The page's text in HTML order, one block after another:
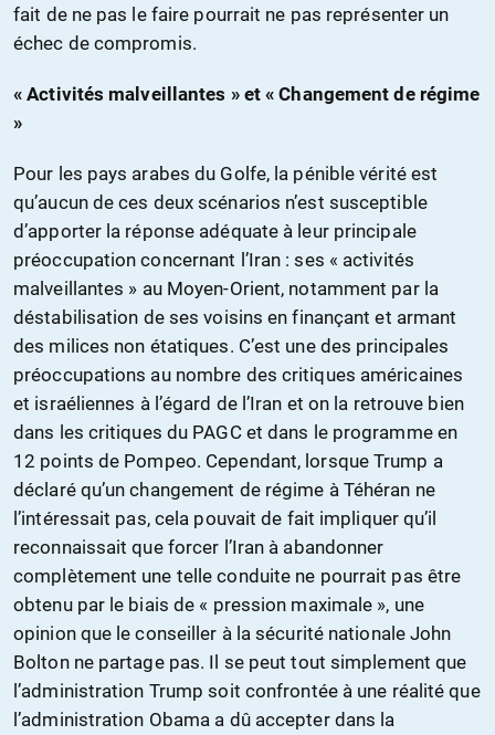
fait de ne pas le faire pourrait ne pas représenter un
échec de compromis.
« Activités malveillantes » et « Changement de régime
»
Pour les pays arabes du Golfe, la pénible vérité est
qu’aucun de ces deux scénarios n’est susceptible
d’apporter la réponse adéquate à leur principale
préoccupation concernant l’Iran : ses « activités
malveillantes » au Moyen-Orient, notamment par la
déstabilisation de ses voisins en finançant et armant
des milices non étatiques. C’est une des principales
préoccupations au nombre des critiques américaines
et israéliennes à l’égard de l’Iran et on la retrouve bien
dans les critiques du PAGC et dans le programme en
12 points de Pompeo. Cependant, lorsque Trump a
déclaré qu’un changement de régime à Téhéran ne
l’intéressait pas, cela pouvait de fait impliquer qu’il
reconnaissait que forcer l’Iran à abandonner
complètement une telle conduite ne pourrait pas être
obtenu par le biais de « pression maximale », une
opinion que le conseiller à la sécurité nationale John
Bolton ne partage pas. Il se peut tout simplement que
l’administration Trump soit confrontée à une réalité que
l’administration Obama a dû accepter dans la